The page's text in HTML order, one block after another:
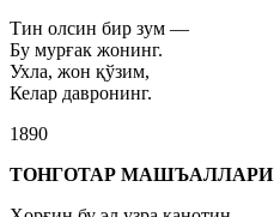
Тин олсин бир зум —
Бу мурғак жонинг.
Ухла, жон қўзим,
Келар давронинг.
1890
ТОНГОТАР МАШЪАЛЛАРИ